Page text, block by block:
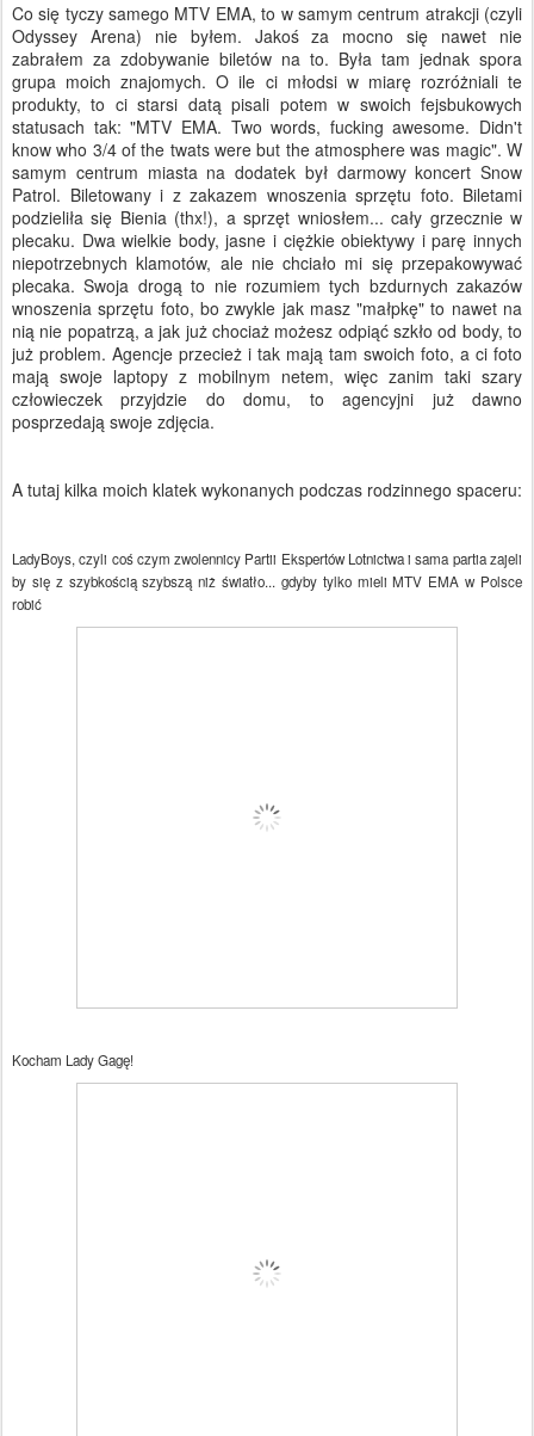
Co się tyczy samego MTV EMA, to w samym centrum atrakcji (czyli
Odyssey Arena) nie byłem. Jakoś za mocno się nawet nie
zabrałem za zdobywanie biletów na to. Była tam jednak spora
grupa moich znajomych. O ile ci młodsi w miarę rozróżniali te
produkty, to ci starsi datą pisali potem w swoich fejsbukowych
statusach tak: "MTV EMA. Two words, fucking awesome. Didn't
know who 3/4 of the twats were but the atmosphere was magic". W
samym centrum miasta na dodatek był darmowy koncert Snow
Patrol. Biletowany i z zakazem wnoszenia sprzętu foto. Biletami
podzieliła się Bienia (thx!), a sprzęt wniosłem... cały grzecznie w
plecaku. Dwa wielkie body, jasne i ciężkie obiektywy i parę innych
niepotrzebnych klamotów, ale nie chciało mi się przepakowywać
plecaka. Swoja drogą to nie rozumiem tych bzdurnych zakazów
wnoszenia sprzętu foto, bo zwykle jak masz "małpkę" to nawet na
nią nie popatrzą, a jak już chociaż możesz odpiąć szkło od body, to
już problem. Agencje przecież i tak mają tam swoich foto, a ci foto
mają swoje laptopy z mobilnym netem, więc zanim taki szary
człowieczek przyjdzie do domu, to agencyjni już dawno
posprzedają swoje zdjęcia.
A tutaj kilka moich klatek wykonanych podczas rodzinnego spaceru:
LadyBoys, czyli coś czym zwolennicy Partii Ekspertów Lotnictwa i sama partia zajeli
by się z szybkością szybszą niż światło... gdyby tylko mieli MTV EMA w Polsce
robić
Kocham Lady Gagę!